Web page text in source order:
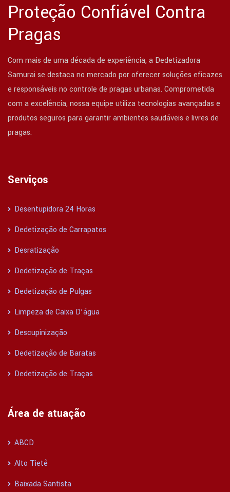
Proteção Confiável Contra
Pragas
Com mais de uma década de experiência, a Dedetizadora
Samurai se destaca no mercado por oferecer soluções eficazes
e responsáveis no controle de pragas urbanas. Comprometida
com a excelência, nossa equipe utiliza tecnologias avançadas e
produtos seguros para garantir ambientes saudáveis e livres de
pragas.
Serviços
Desentupidora 24 Horas
Dedetização de Carrapatos
Desratização
Dedetização de Traças
Dedetização de Pulgas
Limpeza de Caixa D’água
Descupinização
Dedetização de Baratas
Dedetização de Traças
Área de atuação
ABCD
Alto Tietê
Baixada Santista